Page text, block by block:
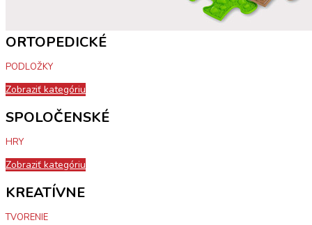
ORTOPEDICKÉ
PODLOŽKY
Zobraziť kategóriu
SPOLOČENSKÉ
HRY
Zobraziť kategóriu
KREATÍVNE
TVORENIE